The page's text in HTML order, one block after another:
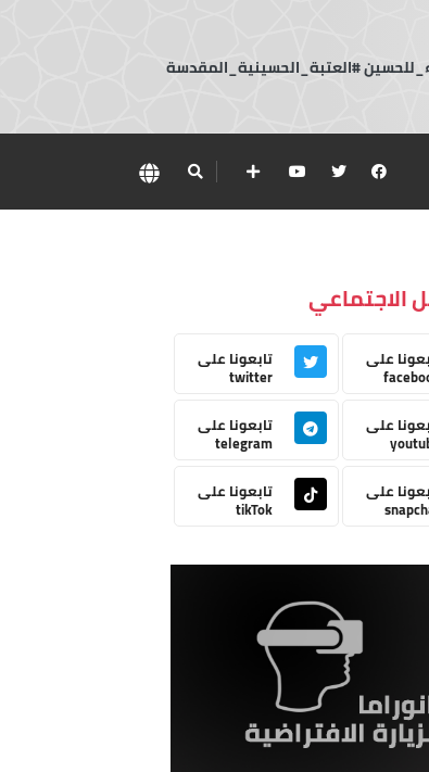
#العتبة_الحسينية_المقدسة
الاجتماعي
على تابعونا على
twitter
على
تابعونا على
telegram
على
تابعونا على
tikTok